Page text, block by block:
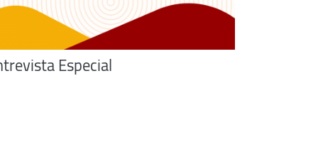
Especial